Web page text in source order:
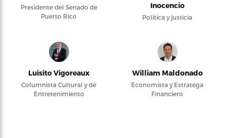
Presidente del Senado de
Puerto Rico
Inocencio
Política y justicia
Luisito Vigoreaux
Columnista Cultural y de
Entretenimiento
William Maldonado
Economista y Estratega
Financiero